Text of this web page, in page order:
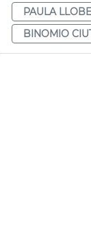
PAULA
BINOMIO